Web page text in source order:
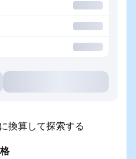
算して探索する